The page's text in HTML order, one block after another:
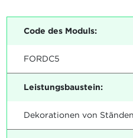
Code des Moduls:
FORDC5
Leistungsbaustein:
Dekorationen von